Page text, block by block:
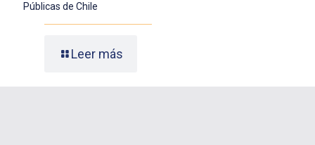
Públicas de Chile
Leer más